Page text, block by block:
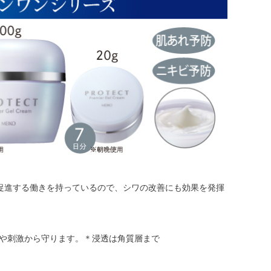
する働きを持っているので、シワの改善にも効果を発揮
刺激から守ります。＊浸透は角質層まで